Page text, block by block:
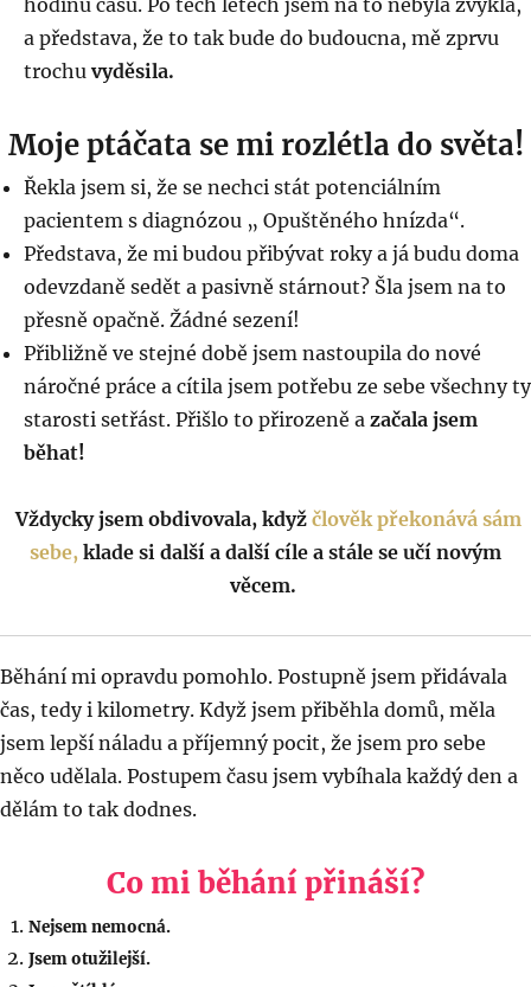
hodinu času. Po těch letech jsem na to nebyla zvyklá,
a představa, že to tak bude do budoucna, mě zprvu
trochu vyděsila.
Moje ptáčata se mi rozlétla do světa!
Řekla jsem si, že se nechci stát potenciálním
pacientem s diagnózou „ Opuštěného hnízda“.
Představa, že mi budou přibývat roky a já budu doma
odevzdaně sedět a pasivně stárnout? Šla jsem na to
přesně opačně. Žádné sezení!
Přibližně ve stejné době jsem nastoupila do nové
náročné práce a cítila jsem potřebu ze sebe všechny ty
starosti setřást. Přišlo to přirozeně a začala jsem
běhat!
Vždycky jsem obdivovala, když člověk překonává sám
sebe, klade si další a další cíle a stále se učí novým
věcem.
Běhání mi opravdu pomohlo. Postupně jsem přidávala
čas, tedy i kilometry. Když jsem přiběhla domů, měla
jsem lepší náladu a příjemný pocit, že jsem pro sebe
něco udělala. Postupem času jsem vybíhala každý den a
dělám to tak dodnes.
Co mi běhání přináší?
Nejsem nemocná.
Jsem otužilejší.